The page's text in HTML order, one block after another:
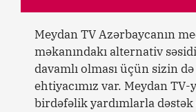
Meydan TV Azərbaycanın
məkanındakı alternativ
davamlı olması üçün sizin
ehtiyacımız var. Meydan TV-
birdəfəlik yardımlarla